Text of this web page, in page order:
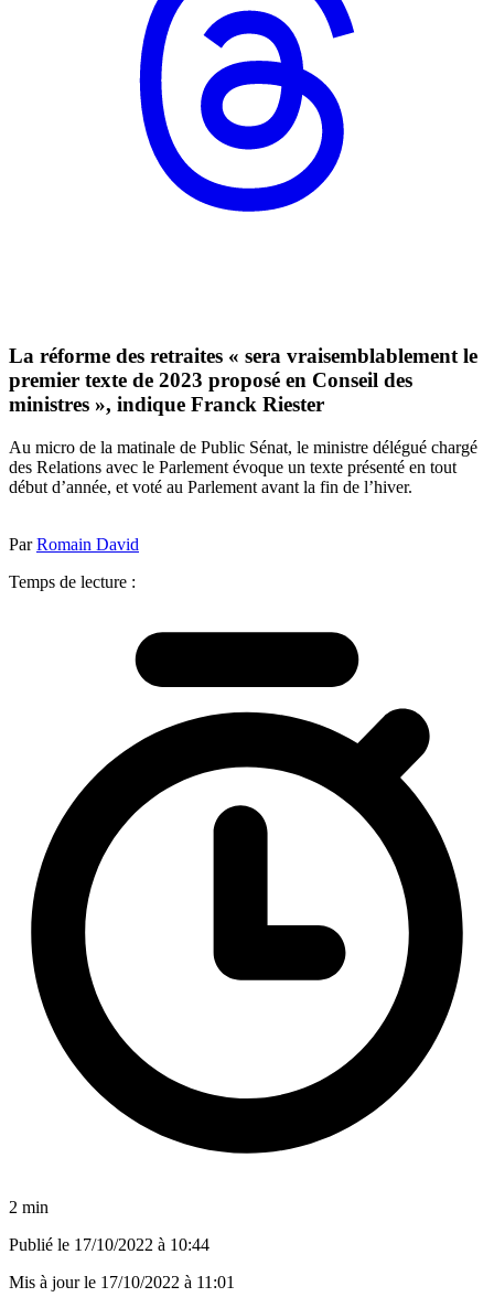
La réforme des retraites « sera vraisemblablement le
premier texte de 2023 proposé en Conseil des
ministres », indique Franck Riester
Au micro de la matinale de Public Sénat, le ministre délégué chargé
des Relations avec le Parlement évoque un texte présenté en tout
début d’année, et voté au Parlement avant la fin de l’hiver.
ParRomain David
Temps de lecture :
2 min
Publié le 17/10/2022 à 10:44
Mis à jour le 17/10/2022 à 11:01